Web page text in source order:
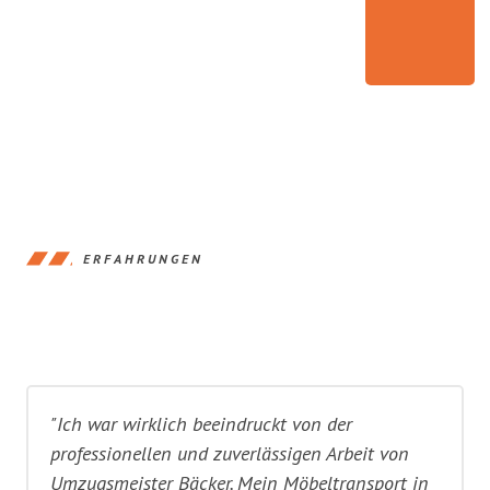
ERFAHRUNGEN
"Ich war wirklich beeindruckt von der
professionellen und zuverlässigen Arbeit von
Umzugsmeister Bäcker. Mein Möbeltransport in